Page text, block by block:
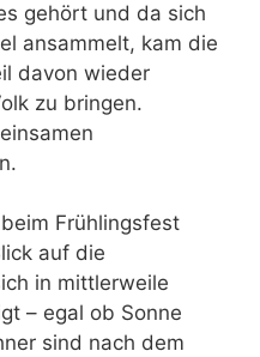
gehört und da sich
ansammelt, kam die
davon wieder
zu bringen.
Frühlingsfest
auf die
in mittlerweile
– egal ob Sonne
sind nach dem